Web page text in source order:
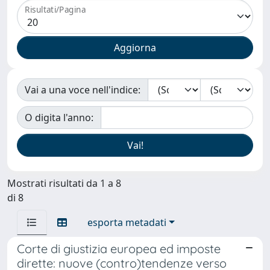
Risultati/Pagina
Vai a una voce nell'indice:
O digita l'anno:
Mostrati risultati da 1 a 8
di 8
esporta metadati
Corte di giustizia europea ed imposte
dirette: nuove (contro)tendenze verso